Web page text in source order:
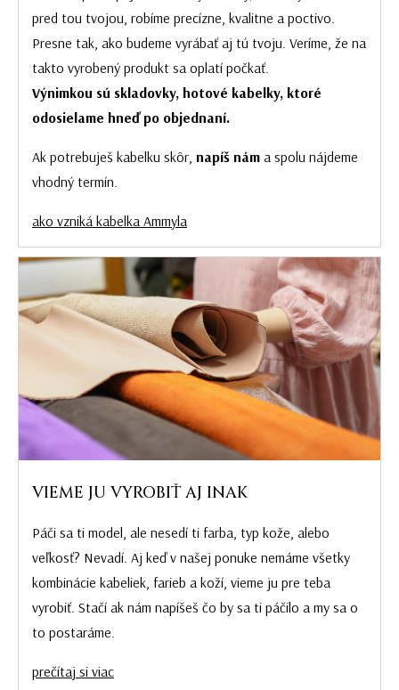
pred tou tvojou, robíme precízne, kvalitne a poctivo.
Presne tak, ako budeme vyrábať aj tú tvoju. Veríme, že na
takto vyrobený produkt sa oplatí počkať.
Výnimkou sú skladovky, hotové kabelky, ktoré
odosielame hneď po objednaní.
Ak potrebuješ kabelku skôr, napíš nám a spolu nájdeme
vhodný termín.
ako vzniká kabelka Ammyla
VIEME JU VYROBIŤ AJ INAK
Páči sa ti model, ale nesedí ti farba, typ kože, alebo
veľkosť? Nevadí. Aj keď v našej ponuke nemáme všetky
kombinácie kabeliek, farieb a koží, vieme ju pre teba
vyrobiť. Stačí ak nám napíšeš čo by sa ti páčilo a my sa o
to postaráme.
prečítaj si viac